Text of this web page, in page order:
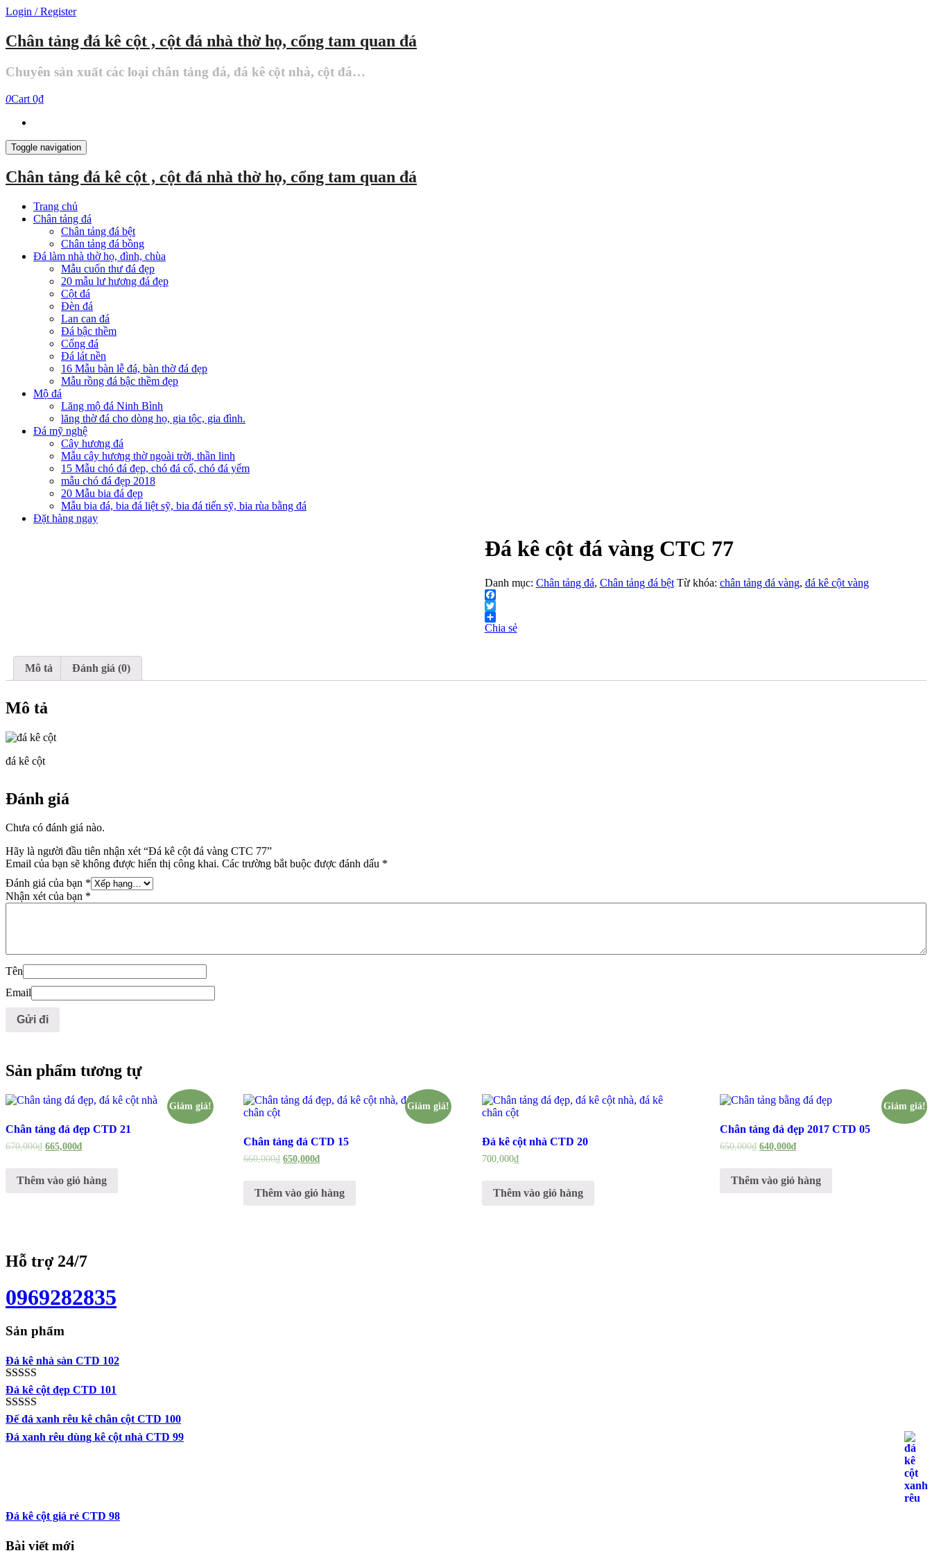
Skip
the
content
Login / Register
Chân tảng đá kê cột , cột đá nhà thờ họ, cổng tam quan đá
Chuyên sản xuất các loại chân tảng đá, đá kê cột nhà, cột đá…
0Cart 0₫
Toggle navigation
Chân tảng đá kê cột , cột đá nhà thờ họ, cổng tam quan đá
Trang chủ
Chân tảng đá
Chân tảng đá bệt
Chân tảng đá bồng
Đá làm nhà thờ họ, đình, chùa
Mẫu cuốn thư đá đẹp
20 mẫu lư hương đá đẹp
Cột đá
Đèn đá
Lan can đá
Đá bậc thềm
Cổng đá
Đá lát nền
16 Mẫu bàn lễ đá, bàn thờ đá đẹp
Mẫu rồng đá bậc thềm đẹp
Mộ đá
Lăng mộ đá Ninh Bình
lăng thờ đá cho dòng họ, gia tộc, gia đình.
Đá mỹ nghệ
Cây hương đá
Mẫu cây hương thờ ngoài trời, thần linh
15 Mẫu chó đá đẹp, chó đá cổ, chó đá yểm
mẫu chó đá đẹp 2018
20 Mẫu bia đá đẹp
Mẫu bia đá, bia đá liệt sỹ, bia đá tiến sỹ, bia rùa bằng đá
Đặt hàng ngay
Đá kê cột đá vàng CTC 77
Danh mục: Chân tảng đá, Chân tảng đá bệt Từ khóa: chân tảng đá vàng, đá kê cột vàng
Facebook
Twitter
Chia sẻ
Mô tả Đánh giá (0)
Mô tả
đá kê cột
Đánh giá
Chưa có đánh giá nào.
Hãy là người đầu tiên nhận xét “Đá kê cột đá vàng CTC 77”
Email của bạn sẽ không được hiển thị công khai. Các trường bắt buộc được đánh dấu *
Đánh giá của bạn *
Nhận xét của bạn *
Tên
Email
Sản phẩm tương tự
Giảm giá!
Chân tảng đá đẹp CTD 21
670,000₫ 665,000₫
Thêm vào giỏ hàng
Giảm giá!
Chân tảng đá CTD 15
660,000₫ 650,000₫
Thêm vào giỏ hàng
Đá kê cột nhà CTD 20
700,000₫
Thêm vào giỏ hàng
Giảm giá!
Chân tảng đá đẹp 2017 CTD 05
650,000₫ 640,000₫
Thêm vào giỏ hàng
Hỗ trợ 24/7
0969282835
Sản phẩm
Đá kê nhà sàn CTD 102
Được xếp
hạng5.00
Đá kê cột đẹp CTD 101
Được xếp
sao
Đế đá xanh rêu kê chân cột CTD 100
Đá xanh rêu dùng kê cột nhà CTD 99
Đá kê cột giá rẻ CTD 98
Bài viết mới